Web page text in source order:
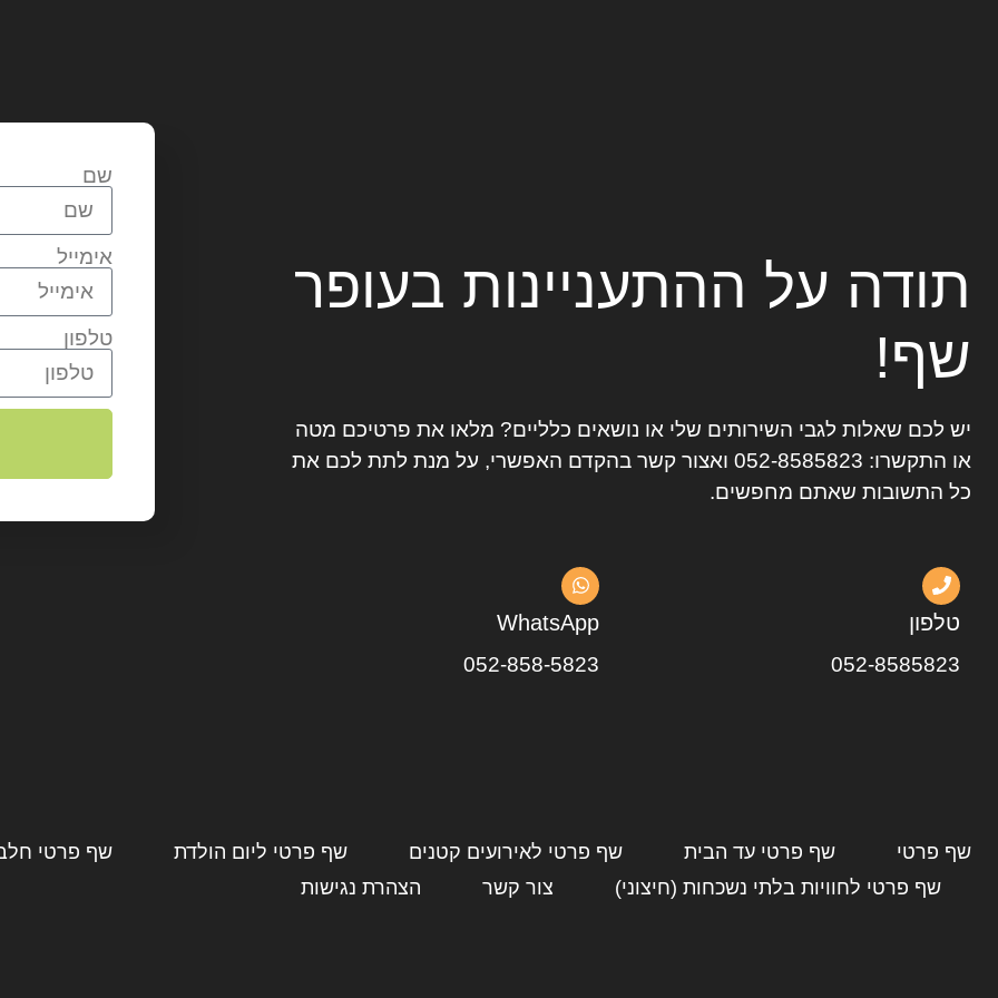
תודה על ההתעניינות בעופר
שף!
יש לכם שאלות לגבי השירותים שלי או נושאים כלליים? מלאו את פרטיכם מטה
או התקשרו: 052-8585823 ואצור קשר בהקדם האפשרי, על מנת לתת לכם את
כל התשובות שאתם מחפשים.
טלפון
052-8585823
WhatsApp
052-858-5823
שם
אימייל
טלפון
שף פרטי שף פרטי עד הבית שף פרטי לאירועים קטנים שף פרטי ליום הולדת שף פרטי
שף פרטי לחוויות בלתי נשכחות (חיצוני)
צור קשר הצהרת נגישות